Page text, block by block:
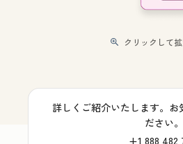
クリックして
詳しくご紹介いたします。お
ださい。
+1 888 482